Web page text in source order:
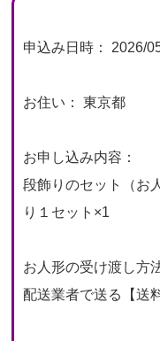
申込み日時： 2026/
お住い： 東京都
お申し込み内容：
段飾りのセット（お
り１セット×1
お人形の受け渡し方
配送業者で送る【送